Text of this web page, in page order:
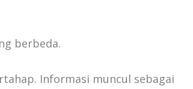
berbeda.
Informasi muncul sebagai